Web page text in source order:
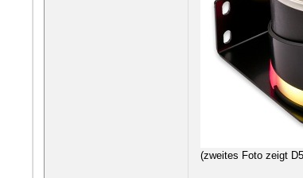
(zweites Foto zeigt